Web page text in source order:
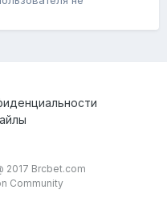
2017 Brcbet.com
Community